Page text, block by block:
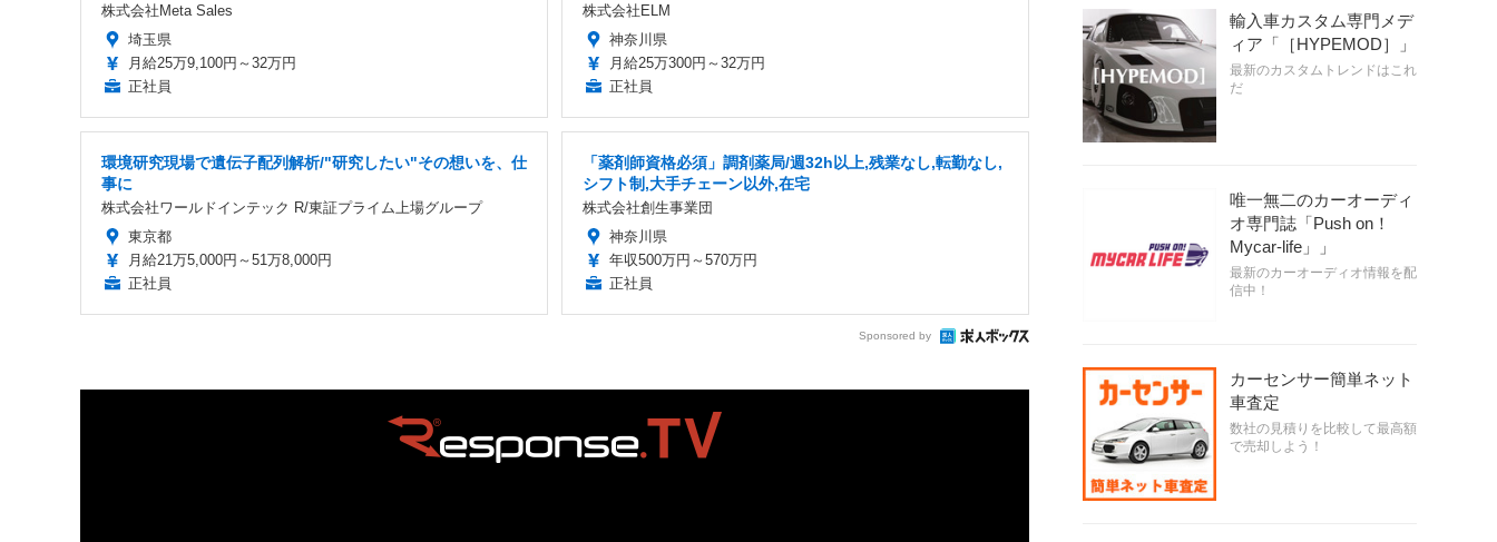
株式会社Meta Sales
埼玉県
月給25万9,100円～32万円
正社員
株式会社ELM
神奈川県
月給25万300円～32万円
正社員
環境研究現場で遺伝子配列解析/"研究したい"その想いを、仕
事に
株式会社ワールドインテック R/東証プライム上場グループ
東京都
月給21万5,000円～51万8,000円
正社員
「薬剤師資格必須」調剤薬局/週32h以上,残業なし,転勤なし,
シフト制,大手チェーン以外,在宅
株式会社創生事業団
神奈川県
年収500万円～570万円
正社員
Sponsored by
輸入車カスタム専門メデ
ィア「［HYPEMOD］」
最新のカスタムトレンドはこれ
だ
唯一無二のカーオーディ
オ専門誌「Push on！
Mycar-life」」
最新のカーオーディオ情報を配
信中！
カーセンサー簡単ネット
車査定
数社の見積りを比較して最高額
で売却しよう！